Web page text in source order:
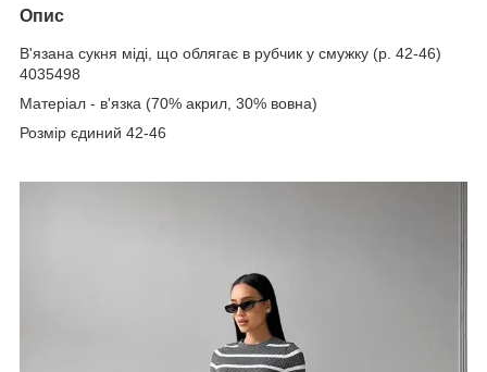
Опис
В'язана сукня міді, що облягає в рубчик у смужку (р. 42-46)
4035498
Матеріал - в'язка (70% акрил, 30% вовна)
Розмір єдиний 42-46